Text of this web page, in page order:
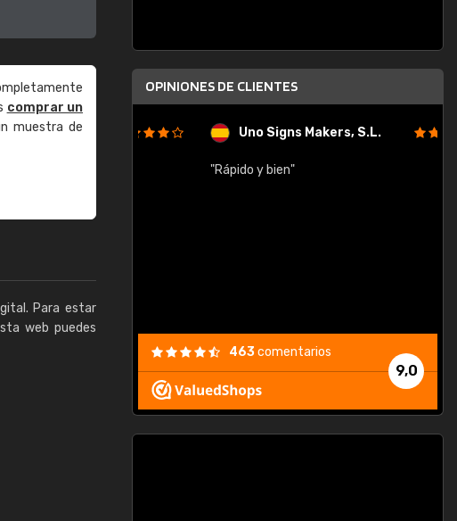
comprar un
muestra de
Para estar
web puedes
OPINIONES DE CLIENTES
Uno Signs Makers, S.L.
"Rápido y bien"
9,0
463comentarios